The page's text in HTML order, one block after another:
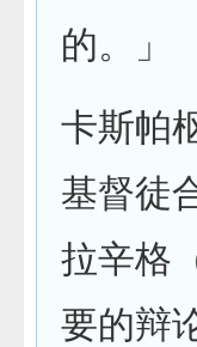
的。」
卡斯帕
基督徒
拉辛格
要的辩